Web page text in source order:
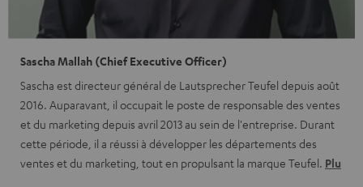
Sascha Mallah (Chief Executive Officer)
Sascha est directeur général de Lautsprecher Teufel depuis août
2016. Auparavant, il occupait le poste de responsable des ventes
et du marketing depuis avril 2013 au sein de l'entreprise. Durant
cette période, il a réussi à développer les départements des
ventes et du marketing, tout en propulsant la marque Teufel. Plu